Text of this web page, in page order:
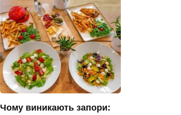
Чому виникають запори: